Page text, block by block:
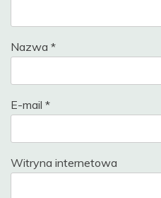
Nazwa *
E-mail *
Witryna internetowa